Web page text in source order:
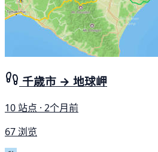
千歳市 → 地球岬
10 站点 · 2个月前
67 浏览